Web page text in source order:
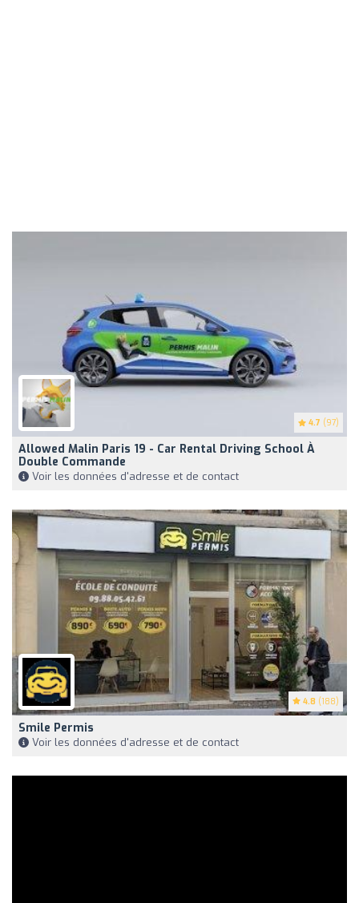
4.7 (97)
Allowed Malin Paris 19 - Car Rental Driving School À
Double Commande
Voir les données d'adresse et de contact
4.8 (188)
Smile Permis
Voir les données d'adresse et de contact